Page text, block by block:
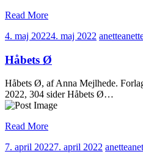
Read More
4. maj 20224. maj 2022 anette
Håbets Ø
Håbets Ø, af Anna Mejlhede.
2022, 304 sider Håbets Ø…
Read More
7. april 20227. april 2022 anette